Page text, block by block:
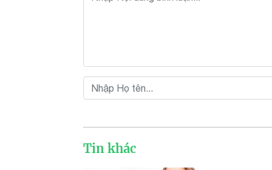
Tin khác